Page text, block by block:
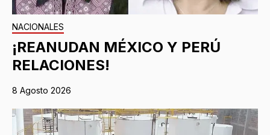
NACIONALES
¡REANUDAN MÉXICO Y PERÚ
RELACIONES!
8 Agosto 2026